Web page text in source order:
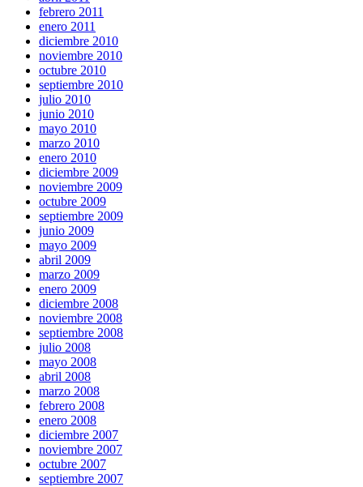
febrero 2011
enero 2011
diciembre 2010
noviembre 2010
octubre 2010
septiembre 2010
julio 2010
junio 2010
mayo 2010
marzo 2010
enero 2010
diciembre 2009
noviembre 2009
octubre 2009
septiembre 2009
junio 2009
mayo 2009
abril 2009
marzo 2009
enero 2009
diciembre 2008
noviembre 2008
septiembre 2008
julio 2008
mayo 2008
abril 2008
marzo 2008
febrero 2008
enero 2008
diciembre 2007
noviembre 2007
octubre 2007
septiembre 2007